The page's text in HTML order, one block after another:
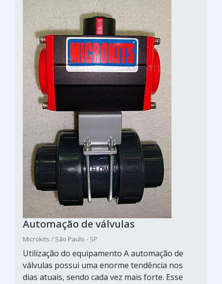
Automação de válvulas
Microkits / São Paulo - SP
Utilização do equipamento A automação de
válvulas possui uma enorme tendência nos
dias atuais, sendo cada vez mais forte. Esse